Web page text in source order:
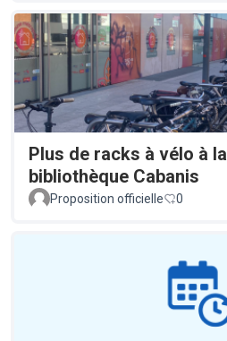
Plus de racks à vélo à la
bibliothèque Cabanis
Proposition officielle 0